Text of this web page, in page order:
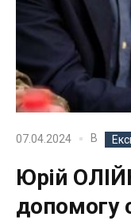
07.04.2024 В
Юрій
допомогу